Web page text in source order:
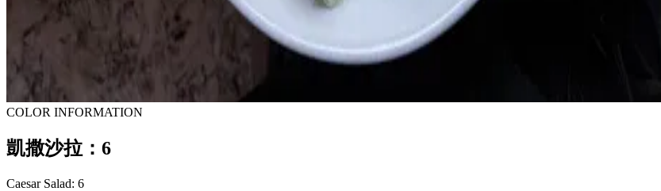
COLOR INFORMATION
凱撒沙拉：6
Caesar Salad: 6